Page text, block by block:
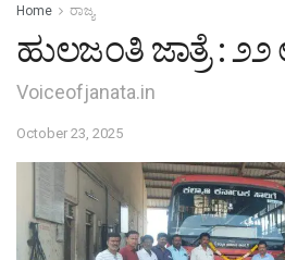
Home ರಾಜ್ಯ
ಹುಲಜಂತಿ ಜಾತ್ರೆ :
Voiceofjanata.in
October 23, 2025